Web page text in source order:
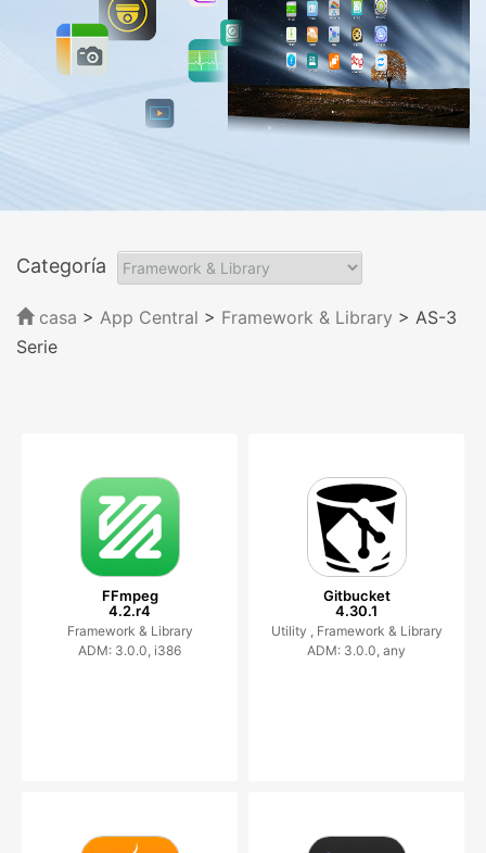
Categoría
casa > App Central > Framework & Library > AS-3
Serie
FFmpeg
4.2.r4
Framework & Library
ADM: 3.0.0, i386
Gitbucket
4.30.1
Utility , Framework & Library
ADM: 3.0.0, any